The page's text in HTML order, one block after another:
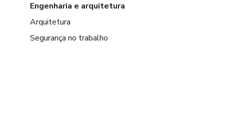
Engenharia e arquitetura
Arquitetura
Segurança no trabalho